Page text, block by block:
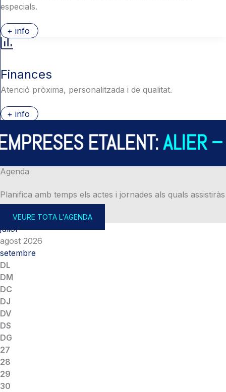
especials.
+ info
Finances
Atenció pròxima, personalitzada i de qualitat.
+ info
ETALENT:ALIER –
Agenda
Planifica amb temps els actes i jornades als quals assistiràs
VEURE TOTA L'AGENDA
juliol
agost 2026
setembre
DL
DM
DC
DJ
DV
DS
DG
27
28
29
30